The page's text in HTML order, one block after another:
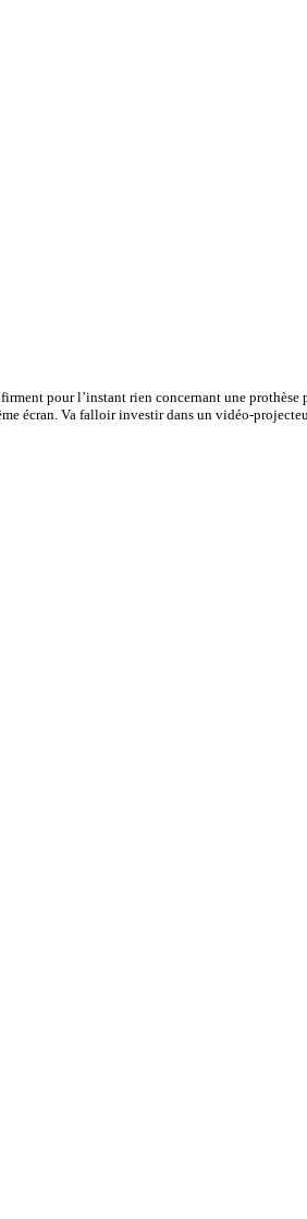
pour l’instant rien concernant une
écran. Va falloir investir dans un vidéo-